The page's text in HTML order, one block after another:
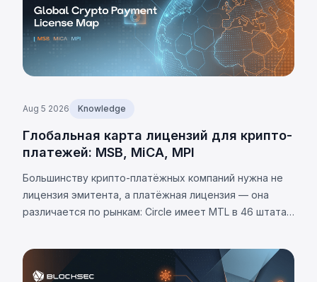
Aug 5 2026 Knowledge
Глобальная карта лицензий для крипто-
платежей: MSB, MiCA, MPI
Большинству крипто-платёжных компаний нужна не
лицензия эмитента, а платёжная лицензия — она
различается по рынкам: Circle имеет MTL в 46 штатах
обязательств.